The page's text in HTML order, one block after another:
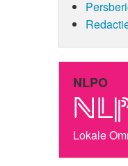
NLPO
Lokale